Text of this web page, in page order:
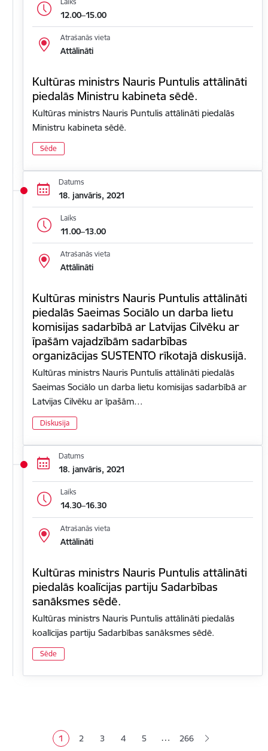
12.00–15.00
Atrašanās vieta
Attālināti
Kultūras ministrs Nauris Puntulis attālināti
piedalās Ministru kabineta sēdē.
Kultūras ministrs Nauris Puntulis attālināti piedalās
Ministru kabineta sēdē.
Sēde
Datums
18. janvāris, 2021
Laiks
11.00–13.00
Atrašanās vieta
Attālināti
Kultūras ministrs Nauris Puntulis attālināti
piedalās Saeimas Sociālo un darba lietu
komisijas sadarbībā ar Latvijas Cilvēku ar
īpašām vajadzībām sadarbības
organizācijas SUSTENTO rīkotajā diskusijā.
Kultūras ministrs Nauris Puntulis attālināti piedalās
Saeimas Sociālo un darba lietu komisijas sadarbībā ar
Latvijas Cilvēku ar īpašām…
Diskusija
Datums
18. janvāris, 2021
Laiks
14.30–16.30
Atrašanās vieta
Attālināti
Kultūras ministrs Nauris Puntulis attālināti
piedalās koalīcijas partiju Sadarbības
sanāksmes sēdē.
Kultūras ministrs Nauris Puntulis attālināti piedalās
koalīcijas partiju Sadarbības sanāksmes sēdē.
Sēde
Pašreizējā lapa
1 Lapa
2 Lapa
3 Lapa
4 Lapa
5 … 266